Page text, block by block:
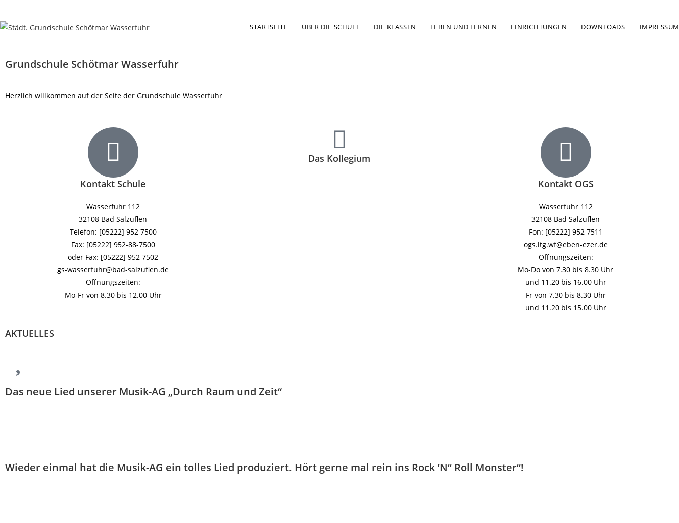
STARTSEITE ÜBER DIE SCHULE DIE KLASSEN LEBEN UND LERNEN EINRICHTUNGEN DOWNLOADS IMPRESSUM
Grundschule Schötmar Wasserfuhr
Herzlich willkommen auf der Seite der Grundschule Wasserfuhr
Kontakt Schule
Wasserfuhr 112
32108 Bad Salzuflen
Telefon: [05222] 952 7500
Fax: [05222] 952-88-7500
oder Fax: [05222] 952 7502
gs-wasserfuhr@bad-salzuflen.de
Öffnungszeiten:
Mo-Fr von 8.30 bis 12.00 Uhr
Das Kollegium
Kontakt OGS
Wasserfuhr 112
32108 Bad Salzuflen
Fon: [05222] 952 7511
ogs.ltg.wf@eben-ezer.de
Öffnungszeiten:
Mo-Do von 7.30 bis 8.30 Uhr
und 11.20 bis 16.00 Uhr
Fr von 7.30 bis 8.30 Uhr
und 11.20 bis 15.00 Uhr
AKTUELLES
Das neue Lied unserer Musik-AG „Durch Raum und Zeit“
Wieder einmal hat die Musik-AG ein tolles Lied produziert. Hört gerne mal rein ins Rock ’N‘‘ Roll Monster“!